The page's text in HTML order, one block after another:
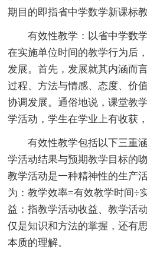
期目的即指省中学数学新课标教
有效性教学：以省中学数
在实施单位时间的教学行为后
发展。首先，发展就其内涵而
过程、方法与情感、态度、价
协调发展。通俗地说，课堂教
学活动，学生在学业上有收获
有效性教学包括以下三重
学活动结果与预期教学目标的
教学活动是一种精神性的生产
为：教学效率=有效教学时间÷
益：指教学活动收益、教学活
仅是知识和方法的掌握，还有
本质的理解。